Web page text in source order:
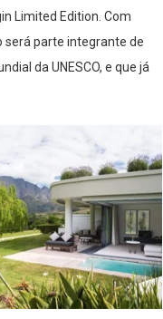
Limited Edition. Com
será parte integrante de
da UNESCO, e que já